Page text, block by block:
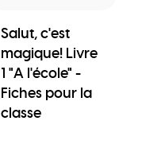
Salut, c'est
magique! Livre
1 "A l'école" -
Fiches pour la
classe